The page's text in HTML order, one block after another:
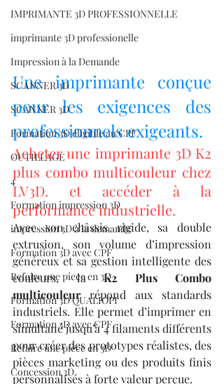
IMPRIMANTE 3D PROFESSIONNELLE
imprimante 3D professionelle
Impression à la Demande
SCANNER 3D
SCANNER 3D
Formation 3D éligible au CPF
OUTILLAGE
4
Formation impression 3D
impression 3D à la demande
Formation 3D avec CPF
Refaire une piece en 3D
Formation 3D QUALIOPI
Formation 3D avec CPF
Refaire une pièce en 3D
Concession 3D
Une imprimante conçue
pour les exigences des
professionnels exigeants.
Acheter une imprimante 3D K2
plus combo multicouleur chez
LV3D. et accéder à la
performance industrielle.
Avec son châssis rigide, sa double
extrusion, son volume d’impression
généreux et sa gestion intelligente des
couleurs, la K2 Plus Combo
multicouleur répond aux standards
industriels. Elle permet d’imprimer en
simultané jusqu’à 4 filaments différents
pour créer des prototypes réalistes, des
pièces marketing ou des produits finis
personnalisés à forte valeur perçue.